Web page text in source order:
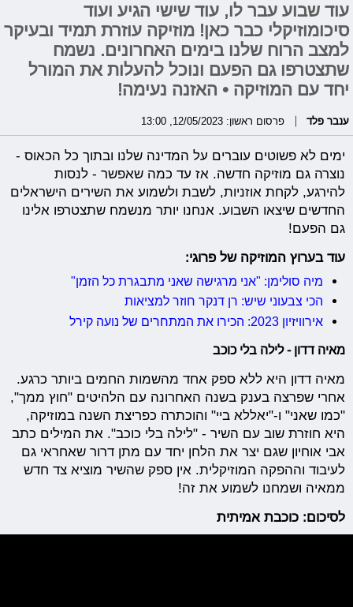
עוד שבוע עבר לו, עוד שישי הגיע ועוד
סיכומוזיקלי כבר כאן! מוזיקה עוזרת תמיד ובעיקר
למצב הרוח שלנו בימים האחרונים. נשמח
שתצטרפו גם הפעם ונוכל להעלות את המורל
יחד עם המוזיקה • האזנה נעימה!
ענבר פלד פרסום ראשון: 12/05/2023, 13:00
ימים לא פשוטים עוברים על המדינה שלנו ובתוך כל הכאוס -
נוצרה גם מוזיקה חדשה. אז עד כמה שאפשר - לנסות
להירגע, לקחת אוזניות, לשבת ולשמוע את השירים הישראלים
החדשים שיצאו השבוע. אנחנו יותר מנשמח שתצטרפו אלינו
גם הפעם!
עוד בערוץ המוזיקה של פרוגי:
מיה סולימן: "אני מרגישה שאני מתבגרת כל הזמן"
הכי צבעוני שיש: רן דנקר חוזר למציאות
אירוויזיון 2023: הכירו את המתחרים של נועה קירל
מאיה דדון - לילה בלי כוכב
מאיה דדון היא ללא ספק אחד מהשמות החמים ביותר כרגע.
אחרי שפרצה בענק בשנה האחרונה עם הלהיטים "חוץ ממך",
"כמו שאני" ו-"יאללא ביי" והוכתרה כפריצת השנה במוזיקה,
היא חוזרת שוב עם השיר - "לילה בלי כוכב". את המילים כתב
אבי אוחיון שגם יצר את הלחן יחד עם מתן דרור שאחראי גם
לעיבוד וההפקה המוזיקלית. אין ספק שהשיר מוציא צד חדש
ממאיה ושמחנו לשמוע את זה!
לסיכום: כוכבת אמיתית